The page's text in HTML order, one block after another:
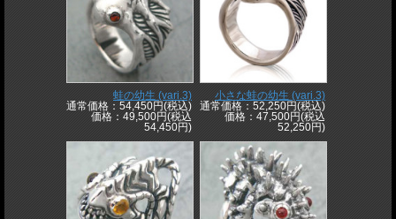
蛙の幼生 (vari.3)
通常価格：54,450円(税込)
価格：49,500円(税込
54,450円)
小さな蛙の幼生 (vari.3)
通常価格：52,250円(税込)
価格：47,500円(税込
52,250円)